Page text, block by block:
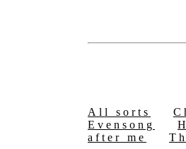
All sorts
Evensong
after me